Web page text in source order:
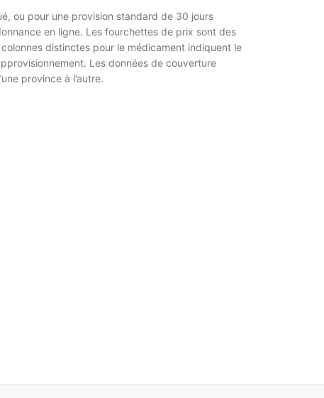
ou pour une provision standard de 30 jours
en ligne. Les fourchettes de prix sont des
distinctes pour le médicament indiquent le
Les données de couverture
province à l’autre.